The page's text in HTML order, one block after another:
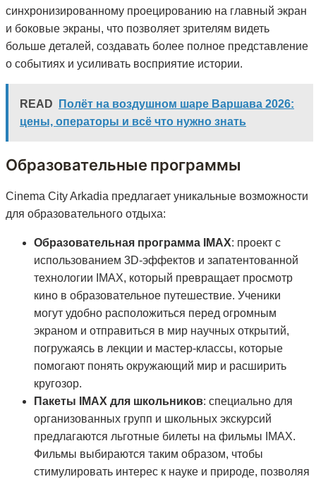
синхронизированному проецированию на главный экран
и боковые экраны, что позволяет зрителям видеть
больше деталей, создавать более полное представление
о событиях и усиливать восприятие истории.
READ
Полёт на воздушном шаре Варшава 2026:
цены, операторы и всё что нужно знать
Образовательные программы
Cinema City Arkadia предлагает уникальные возможности
для образовательного отдыха:
Образовательная программа IMAX: проект с
использованием 3D-эффектов и запатентованной
технологии IMAX, который превращает просмотр
кино в образовательное путешествие. Ученики
могут удобно расположиться перед огромным
экраном и отправиться в мир научных открытий,
погружаясь в лекции и мастер-классы, которые
помогают понять окружающий мир и расширить
кругозор.
Пакеты IMAX для школьников: специально для
организованных групп и школьных экскурсий
предлагаются льготные билеты на фильмы IMAX.
Фильмы выбираются таким образом, чтобы
стимулировать интерес к науке и природе, позволяя